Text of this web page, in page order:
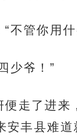
不管你用
少爷！”
走了进来
安丰县难